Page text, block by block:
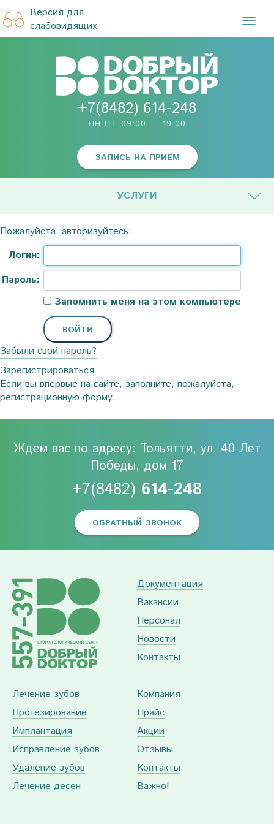
Версия для
слабовидящих
+7(8482) 614-248
ПН-ПТ 09:00 — 19.00
ЗАПИСЬ НА ПРИЕМ
УСЛУГИ
Пожалуйста, авторизуйтесь:
Логин:
Пароль:
Запомнить меня на этом компьютере
Забыли свой пароль?
Зарегистрироваться
Если вы впервые на сайте, заполните, пожалуйста,
регистрационную форму.
Ждем вас по адресу: Тольятти, ул. 40 Лет
Победы, дом 17
+7(8482) 614-248
ОБРАТНЫЙ ЗВОНОК
Документация
Вакансии
Персонал
Новости
Контакты
Лечение зубов
Протезирование
Имплантация
Исправление зубов
Удаление зубов
Лечение десен
Компания
Прайс
Акции
Отзывы
Контакты
Важно!